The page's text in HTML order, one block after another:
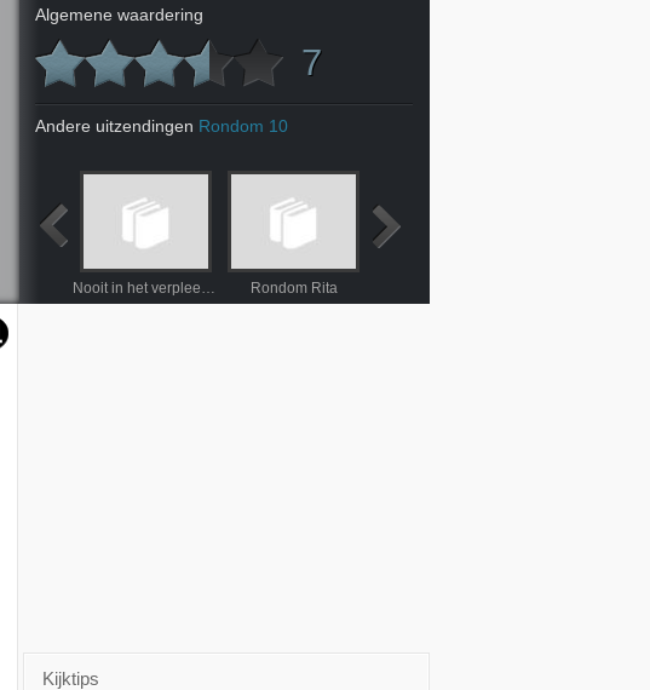
Algemene waardering
7
Andere uitzendingen Rondom 10
Rondom Rita
Kijktips